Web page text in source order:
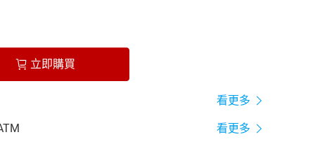
立即購買
看更多
看更多